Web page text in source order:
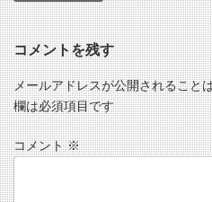
コメントを残す
メールアドレスが公開されること
欄は必須項目です
コメント※